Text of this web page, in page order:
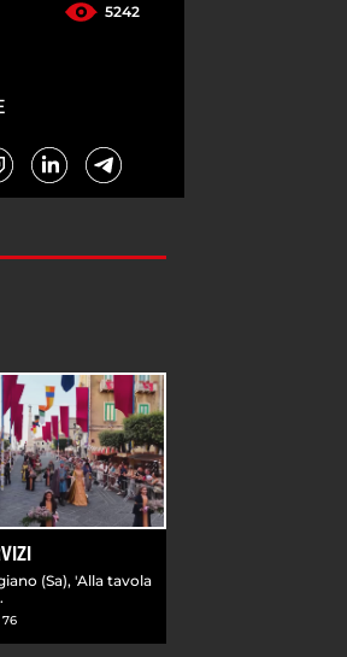
5242
(Sa), 'Alla tavola
76